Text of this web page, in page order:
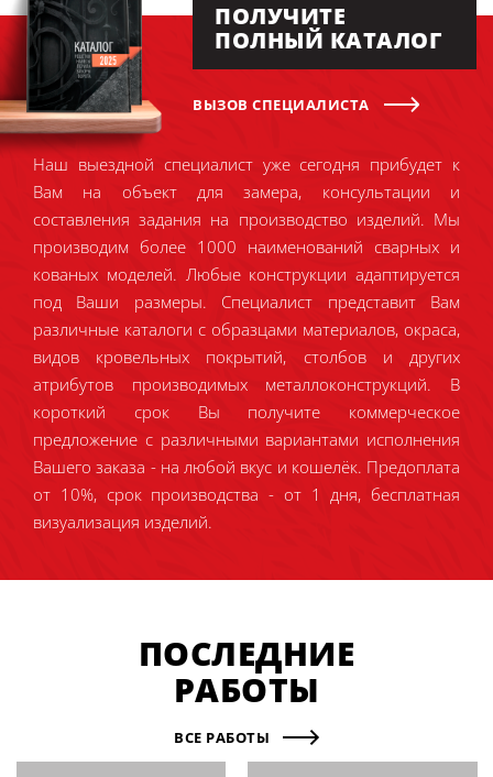
ПОЛУЧИТЕ
ПОЛНЫЙ КАТАЛОГ
ВЫЗОВ СПЕЦИАЛИСТА
Наш выездной специалист уже сегодня прибудет к
Вам на объект для замера, консультации и
составления задания на производство изделий. Мы
производим более 1000 наименований сварных и
кованых моделей. Любые конструкции адаптируется
под Ваши размеры. Специалист представит Вам
различные каталоги с образцами материалов, окраса,
видов кровельных покрытий, столбов и других
атрибутов производимых металлоконструкций. В
короткий срок Вы получите коммерческое
предложение с различными вариантами исполнения
Вашего заказа - на любой вкус и кошелёк. Предоплата
от 10%, срок производства - от 1 дня, бесплатная
визуализация изделий.
ПОСЛЕДНИЕ
РАБОТЫ
ВСЕ РАБОТЫ